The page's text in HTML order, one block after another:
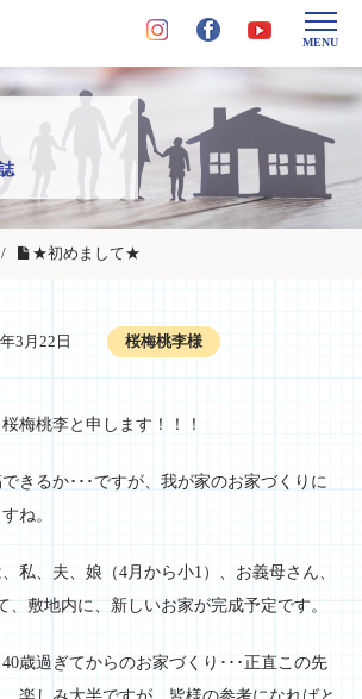
MENU
/ ★初めまして★
3月22日
桜梅桃李様
梅桃李と申します！！！
きるか･･･ですが、我が家のお家づくりに
ね。
私、夫、娘（4月から小1）、お義母さん、
、敷地内に、新しいお家が完成予定です。
歳過ぎてからのお家づくり･･･正直この先